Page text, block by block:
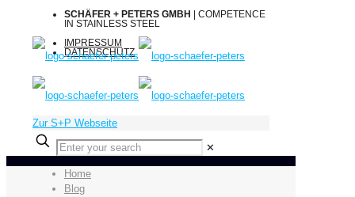
SCHÄFER + PETERS GMBH
| COMPETENCE
IN STAINLESS STEEL
IMPRESSUM
DATENSCHUTZ
Zur S+P Webseite
✕
Home
Blog